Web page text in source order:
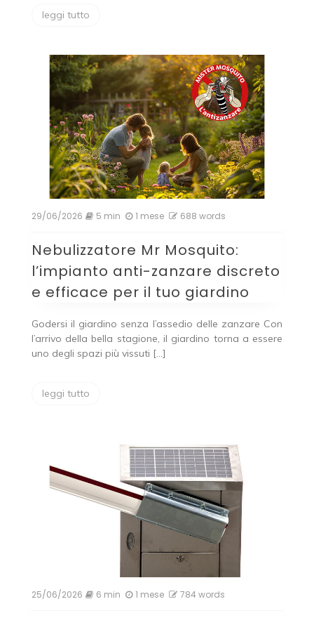
leggi tutto
29/06/2026 5 min 1 mese 688 words
Nebulizzatore Mr Mosquito:
l’impianto anti-zanzare discreto
e efficace per il tuo giardino
Godersi il giardino senza l’assedio delle zanzare Con
l’arrivo della bella stagione, il giardino torna a essere
uno degli spazi più vissuti […]
leggi tutto
25/06/2026 6 min 1 mese 784 words